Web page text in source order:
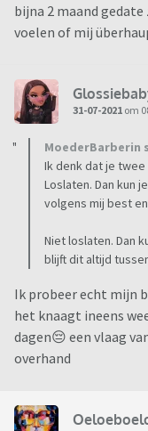
bijna 2 maand
voelen of mij
31-07-2021 om
MoederBarberin
Ik denk dat je
Loslaten. Dan kun
volgens mij best
Niet loslaten. Dan
blijft dit altijd
Ik probeer echt mijn
het knaagt ineens
dagen😔 een vlaag
overhand